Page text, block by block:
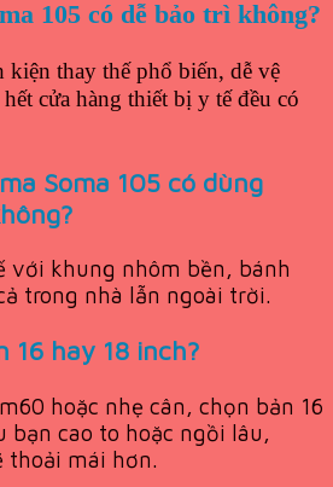
105 có dễ bảo trì không?
kiện thay thế phổ biến, dễ vệ
cửa hàng thiết bị y tế đều có
Soma 105 có dùng
với khung nhôm bền, bánh
trong nhà lẫn ngoài trời.
16 hay 18 inch?
hoặc nhẹ cân, chọn bản 16
bạn cao to hoặc ngồi lâu,
thoải mái hơn.